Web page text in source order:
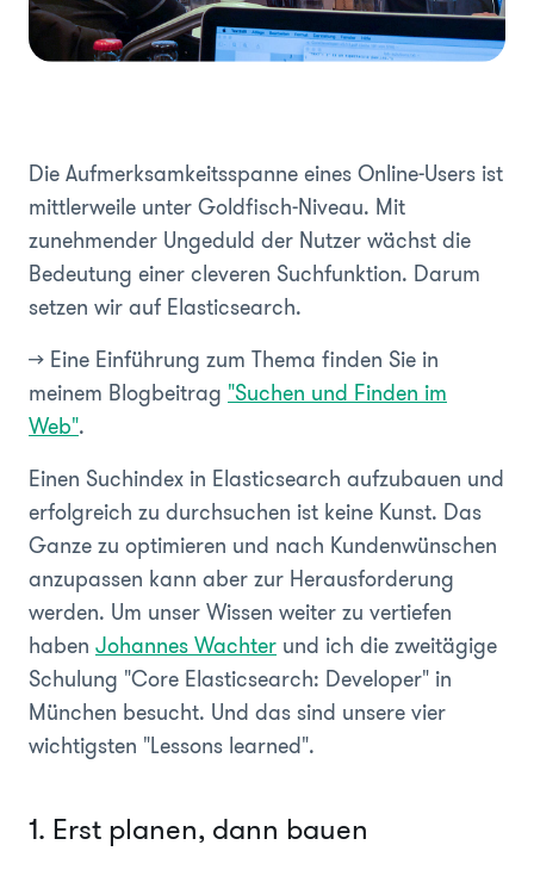
Die Aufmerksamkeitsspanne eines Online-Users ist
mittlerweile unter Goldfisch-Niveau. Mit
zunehmender Ungeduld der Nutzer wächst die
Bedeutung einer cleveren Suchfunktion. Darum
setzen wir auf Elasticsearch.
>> Eine Einführung zum Thema finden Sie in
meinem Blogbeitrag "Suchen und Finden im
Web".
Einen Suchindex in Elasticsearch aufzubauen und
erfolgreich zu durchsuchen ist keine Kunst. Das
Ganze zu optimieren und nach Kundenwünschen
anzupassen kann aber zur Herausforderung
werden. Um unser Wissen weiter zu vertiefen
haben Johannes Wachter und ich die zweitägige
Schulung "Core Elasticsearch: Developer" in
München besucht. Und das sind unsere vier
wichtigsten "Lessons learned".
1. Erst planen, dann bauen